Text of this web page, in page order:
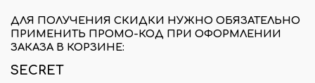
ДЛЯ ПОЛУЧЕНИЯ СКИДКИ НУЖНО ОБЯЗАТЕЛЬНО
ПРИМЕНИТЬ ПРОМО-КОД ПРИ ОФОРМЛЕНИИ
ЗАКАЗА В КОРЗИНЕ:
SECRET